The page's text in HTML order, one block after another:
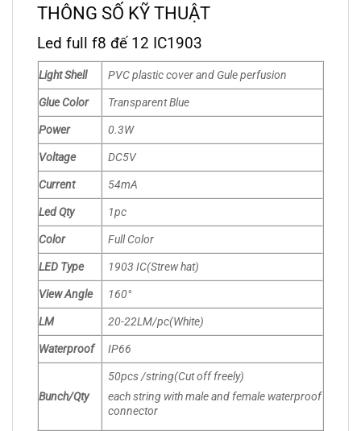
THÔNG SỐ KỸ THUẬT
Led full f8 đế 12 IC1903
Light Shell PVC plastic cover and Gule perfusion
Glue Color Transparent Blue
Power 0.3W
Voltage DC5V
Current 54mA
Led Qty 1pc
Color Full Color
LED Type 1903 IC(Strew hat)
View Angle 160°
LM 20-22LM/pc(White)
Waterproof IP66
Bunch/Qty
50pcs /string(Cut off freely)
each string with male and female waterproof
connector